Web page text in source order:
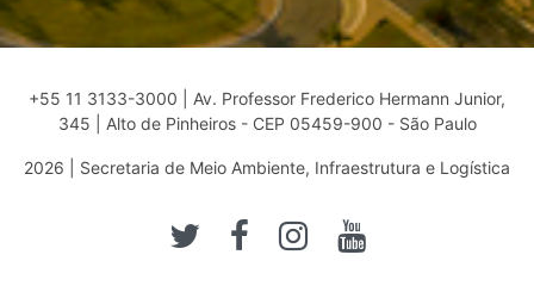
+55 11 3133-3000 | Av. Professor Frederico Hermann Junior,
345 | Alto de Pinheiros - CEP 05459-900 - São Paulo
2026 | Secretaria de Meio Ambiente, Infraestrutura e Logística